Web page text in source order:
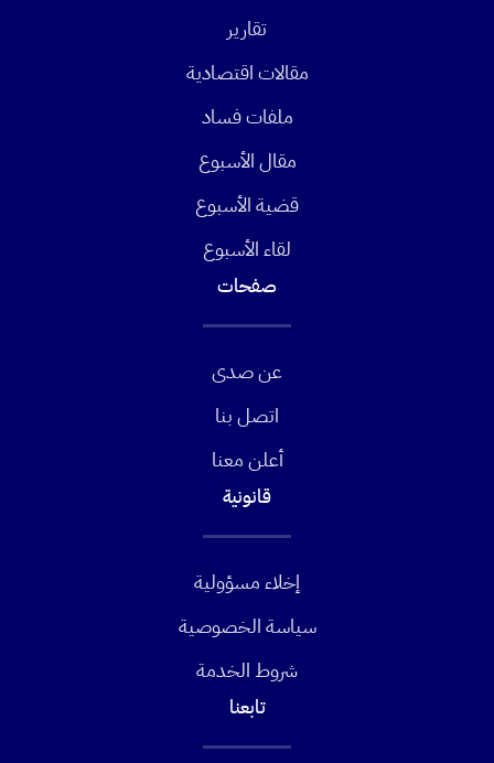
تقارير
مقالات اقتصادية
ملفات فساد
مقال الأسبوع
قضية الأسبوع
لقاء الأسبوع
صفحات
عن صدى
اتصل بنا
أعلن معنا
قانونية
إخلاء مسؤولية
سياسة الخصوصية
شروط الخدمة
تابعنا